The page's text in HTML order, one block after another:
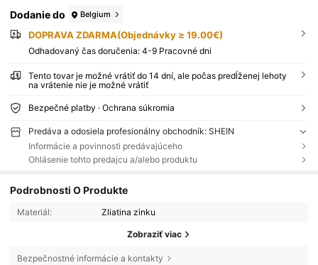
Dodanie do Belgium
DOPRAVA ZDARMA(Objednávky ≥ 19.00€)
​Odhadovaný čas doručenia: 4-9 Pracovné dni
Tento tovar je možné vrátiť do 14 dní, ale počas predĺženej lehoty
na vrátenie nie je možné vrátiť
Bezpečné platby · Ochrana súkromia
Predáva a odosiela profesionálny obchodník: SHEIN
Informácie a povinnosti predávajúceho
Ohlásenie tohto predajcu a/alebo produktu
Podrobnosti O Produkte
Materiál: Zliatina zinku
Zobraziť viac
Bezpečnostné informácie a kontakty